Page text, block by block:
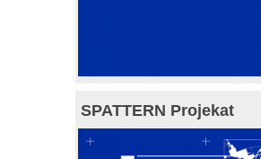
SPATTERN Projekat